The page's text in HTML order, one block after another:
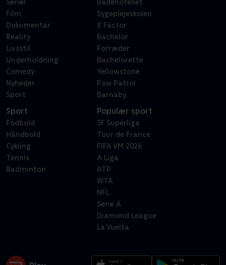
Serier
Film
Dokumentar
Reality
Livsstil
Underholdning
Comedy
Nyheder
Sport
Badehotellet
Sygeplejeskolen
X Factor
Bachelor
Forræder
Bachelorette
Yellowstone
Paw Patrol
Barnaby
Sport
Fodbold
Håndbold
Cykling
Tennis
Badminton
Populær sport
3F Superliga
Tour de France
FIFA VM 2026
A Liga
ATP
WTA
NFL
Serie A
Diamond League
La Vuelta